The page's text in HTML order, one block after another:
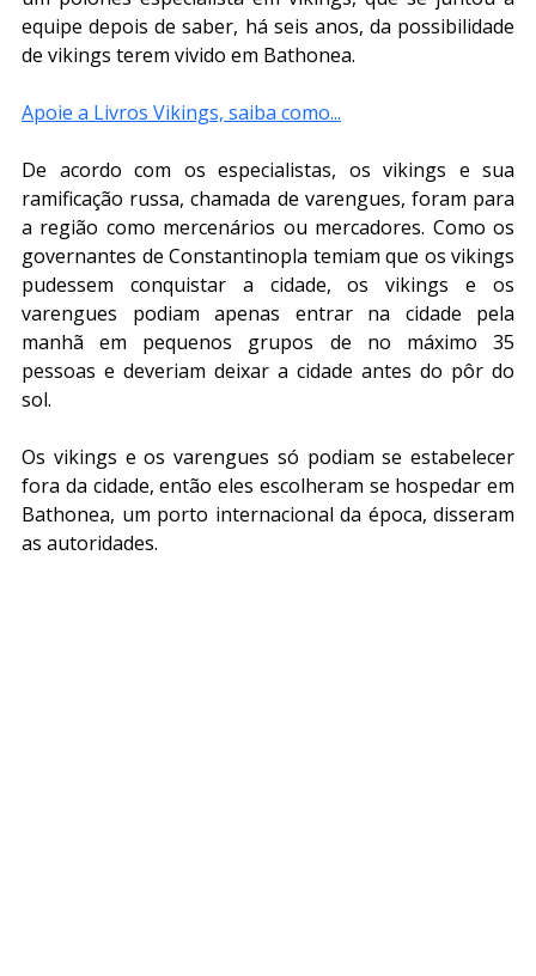
equipe depois de saber, há seis anos, da possibilidade
de vikings terem vivido em Bathonea.
Apoie a Livros Vikings, saiba como...
De acordo com os especialistas, os vikings e sua
ramificação russa, chamada de varengues, foram para
a região como mercenários ou mercadores. Como os
governantes de Constantinopla temiam que os vikings
pudessem conquistar a cidade, os vikings e os
varengues podiam apenas entrar na cidade pela
manhã em pequenos grupos de no máximo 35
pessoas e deveriam deixar a cidade antes do pôr do
sol.
Os vikings e os varengues só podiam se estabelecer
fora da cidade, então eles escolheram se hospedar em
Bathonea, um porto internacional da época, disseram
as autoridades.